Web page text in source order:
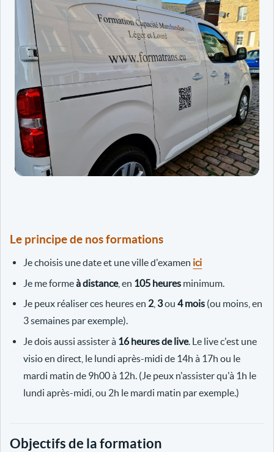
Le principe de nos formations
Je choisis une date et une ville d'examen ici
Je me formeà distance, en 105 heures minimum.
Je peux réaliser ces heures en 2 3ou4 mois (ou moins, en
3 semaines par exemple).
Je dois aussi assister à 16 heures de live. Le live c'est une
visio en direct, le lundi après-midi de 14h à 17h ou le
mardi matin de 9h00 à 12h. (Je peux n'assister qu'à 1h le
lundi après-midi, ou 2h le mardi matin par exemple.)
Objectifs de la formation